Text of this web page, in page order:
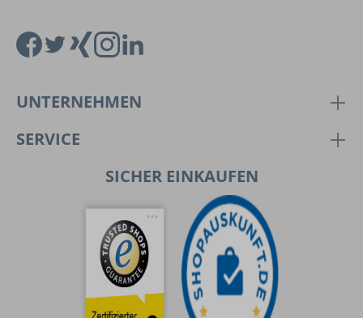
UNTERNEHMEN
SERVICE
SICHER EINKAUFEN